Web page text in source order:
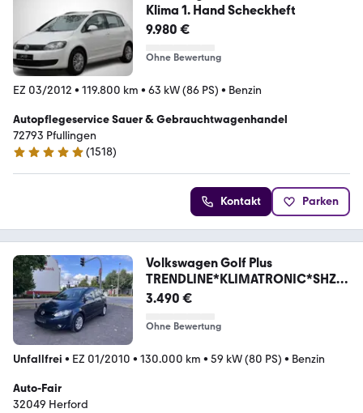
Klima 1. Hand Scheckheft
9.980 €
Ohne Bewertung
EZ 03/2012 • 119.800 km • 63 kW (86 PS) • Benzin
Autopflegeservice Sauer & Gebrauchtwagenhandel
72793 Pfullingen
5 Sterne
(1518)
Kontakt Parken
Volkswagen Golf Plus
TRENDLINE*KLIMATRONIC*SHZ*P
DC*ISOFIX*T
3.490 €
Ohne Bewertung
Unfallfrei • EZ 01/2010 • 130.000 km • 59 kW (80 PS) • Benzin
Auto-Fair
32049 Herford